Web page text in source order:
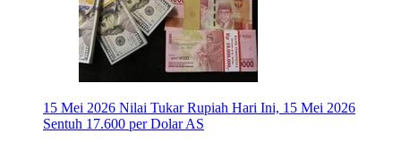
15 Mei 2026 Nilai Tukar Rupiah Hari Ini, 15 Mei 2026
Sentuh 17.600 per Dolar AS